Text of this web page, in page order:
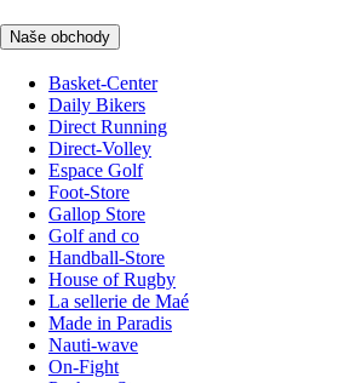
Naše obchody
Basket-Center
Daily Bikers
Direct Running
Direct-Volley
Espace Golf
Foot-Store
Gallop Store
Golf and co
Handball-Store
House of Rugby
La sellerie de Maé
Made in Paradis
Nauti-wave
On-Fight